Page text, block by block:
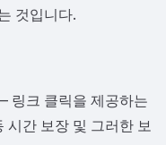
것입니다.
링크 클릭을 제공하는
시간 보장 및 그러한 보